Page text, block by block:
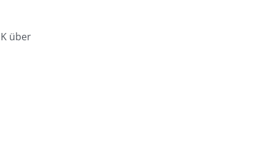
über